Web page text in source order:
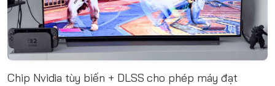
Chip Nvidia tùy biến + DLSS cho phép máy đạt